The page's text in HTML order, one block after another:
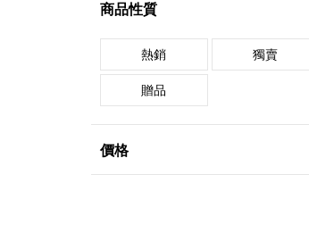
商品性質
熱銷 獨賣
贈品
價格